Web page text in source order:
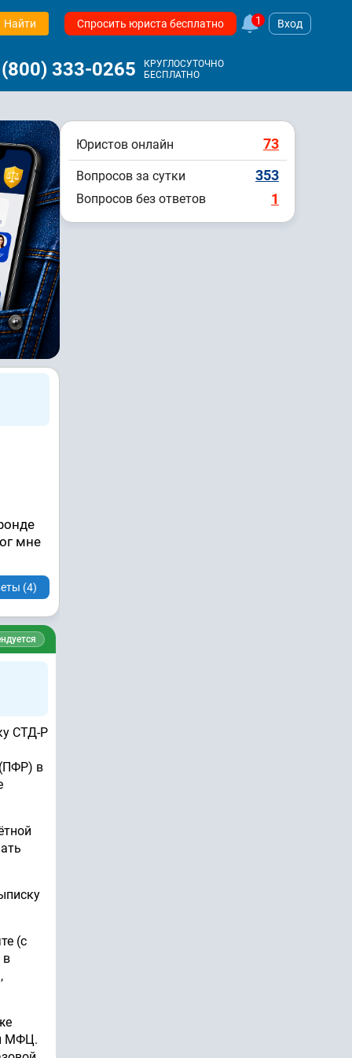
Найти Спросить юриста бесплатно 1 Вход
333-0265
КРУГЛОСУТОЧНО
БЕСПЛАТНО
мне
(4)
СТД-Р
в
(с
в
МФЦ.
Юристов онлайн 73
Вопросов за сутки 353
Вопросов без ответов 1